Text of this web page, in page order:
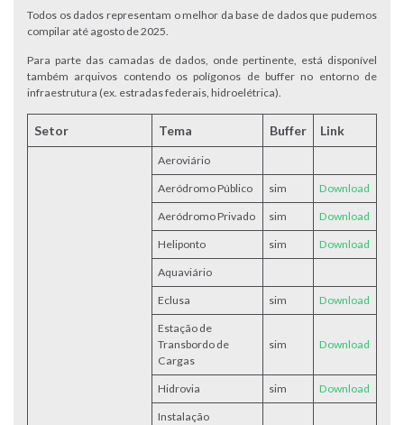
Todos os dados representam o melhor da base de dados que pudemos
compilar até agosto de 2025.
Para parte das camadas de dados, onde pertinente, está disponível
também arquivos contendo os polígonos de buffer no entorno de
infraestrutura (ex. estradas federais, hidroelétrica).
Setor Tema Buffer Link
Aeroviário
Aeródromo Público sim Download
Aeródromo Privado sim Download
Heliponto sim Download
Aquaviário
Eclusa sim Download
Estação de
Transbordo de
Cargas
sim Download
Hidrovia sim Download
Instalação